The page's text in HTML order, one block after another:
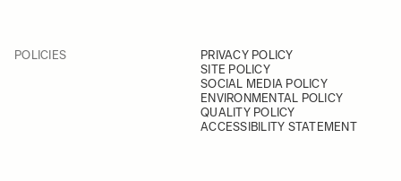
POLICIES
PRIVACY POLICY
SITE POLICY
SOCIAL MEDIA POLICY
ENVIRONMENTAL POLICY
QUALITY POLICY
ACCESSIBILITY STATEMENT